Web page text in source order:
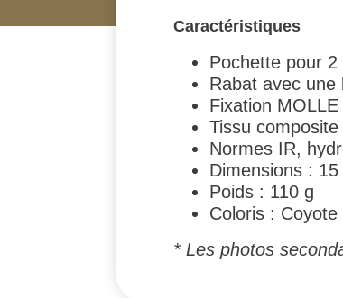
Caractéristiques
Pochette pour
Rabat avec
Fixation MOLLE
Tissu
Normes IR,
Dimensions :
Poids : 110 g
Coloris : Coyote
* Les photos